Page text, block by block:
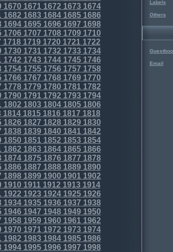
167016711672 16731674
1682 1683168416851686
1694169516961697 1698
17061707 170817091710
17181719172017211722
173017311732 17331734
1742 1743174417451746
1754175517561757 1758
17661767 176817691770
17781779178017811782
179017911792 17931794
1802 1803180418051806
1814181518161817 1818
18261827 182818291830
18381839184018411842
185018511852 18531854
1862 1863186418651866
1874187518761877 1878
18861887 188818891890
18981899190019011902
191019111912 19131914
1922 1923192419251926
1934193519361937 1938
19461947 194819491950
19581959196019611962
197019711972 19731974
1982 1983198419851986
1994199519961997 1998
Labels
Others
Email